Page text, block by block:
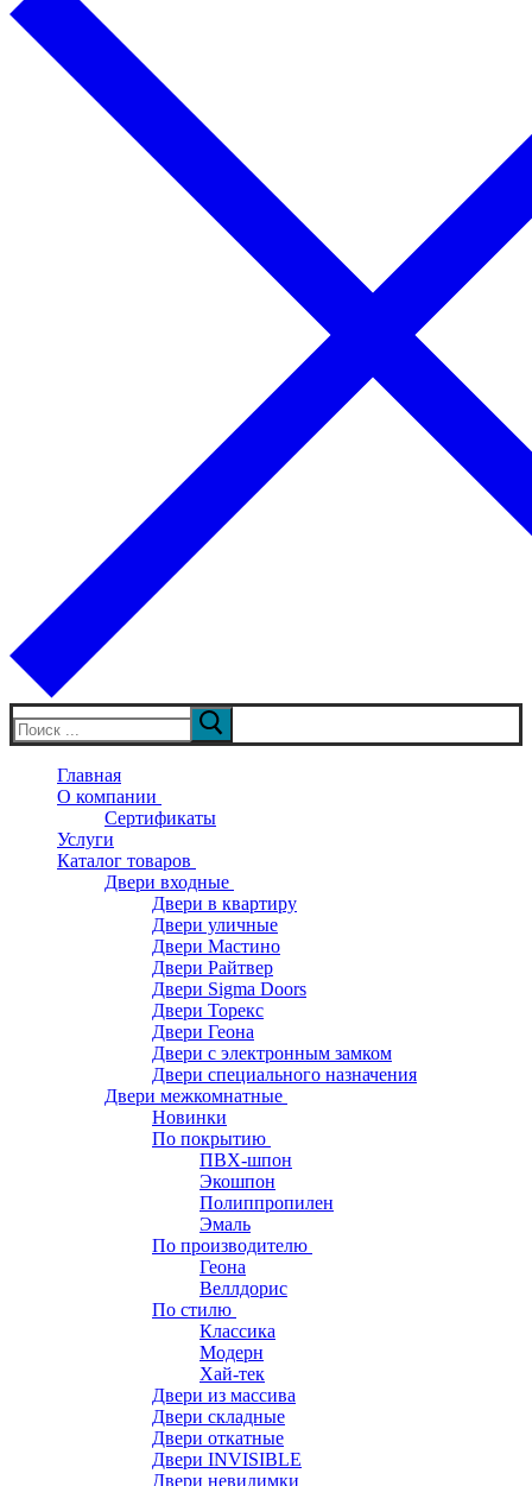
Искать:
Главная
О компании
Сертификаты
Услуги
Каталог товаров
Двери входные
Двери в квартиру
Двери уличные
Двери Мастино
Двери Райтвер
Двери Sigma Doors
Двери Торекс
Двери Геона
Двери с электронным замком
Двери специального назначения
Двери межкомнатные
Новинки
По покрытию
ПВХ-шпон
Экошпон
Полиппропилен
Эмаль
По производителю
Геона
Веллдорис
По стилю
Классика
Модерн
Хай-тек
Двери из массива
Двери складные
Двери откатные
Двери INVISIBLE
Двери невидимки